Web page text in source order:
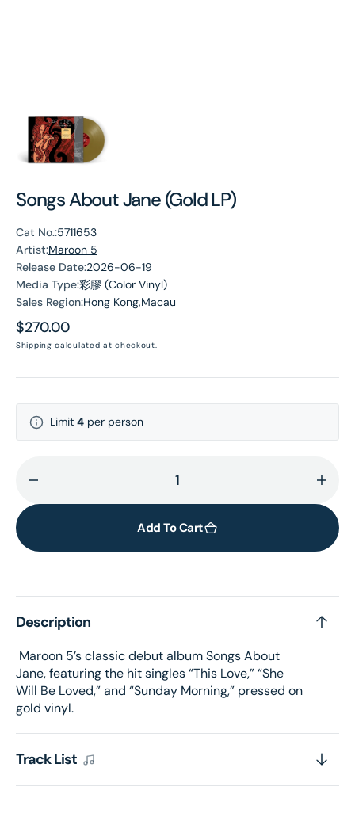
Songs About Jane (Gold LP)
Cat No.:5711653
Artist:Maroon 5
Release Date:2026-06-19
Media Type:彩膠 (Color Vinyl)
Sales Region:Hong Kong,Macau
Regular
price
$270.00
Shipping calculated at checkout.
Limit 4 per person
quantity
Songs
(Gold
LP)
for
LP)
Add To Cart
Description
Maroon 5’s classic debut album Songs About
Jane, featuring the hit singles “This Love,” “She
Will Be Loved,” and “Sunday Morning,” pressed on
gold vinyl.
Track List